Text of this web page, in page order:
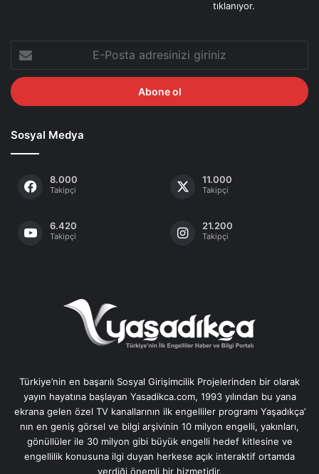
E-
Posta
adresinizi
giriniz
Sosyal Medya
8.000
Takipçi
11.000
Takipçi
6.420
Takipçi
21.200
Takipçi
Türkiye’nin en başarılı Sosyal Girişimcilik Projelerinden bir olarak
yayın hayatına başlayan Yasadikca.com, 1993 yılından bu yana
ekrana gelen özel TV kanallarının ilk engelliler programı Yaşadıkça’
nın en geniş görsel ve bilgi arşivinin 10 milyon engelli, yakınları,
gönüllüler ile 30 milyon gibi büyük engelli hedef kitlesine ve
engellilik konusuna ilgi duyan herkese açık interaktif ortamda
verdiği önemli bir hizmetidir.